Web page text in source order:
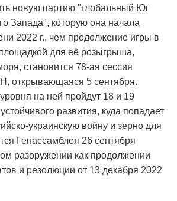
новую партию "глобальный Юг
Запада", которую она начала
2022 г., чем продолжение игры в
для её розыгрыша,
становится 78-ая сессия
открывающаяся 5 сентября.
на ней пройдут 18 и 19
развития, куда попадает
украинскую войну и зерно для
Генассамблея 26 сентября
разоружении как продолжении
и резолюции от 13 декабря 2022